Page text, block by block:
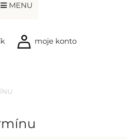
MENU
moje konto